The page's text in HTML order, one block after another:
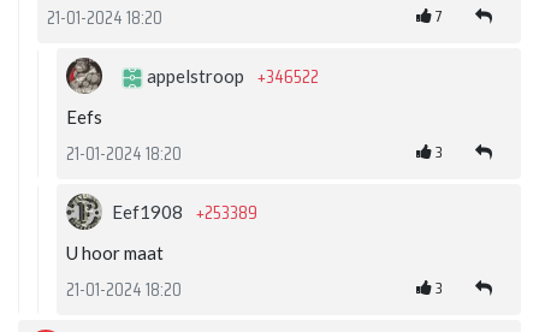
21-01-2024 18:20 7
appelstroop +346522
Eefs
21-01-2024 18:20 3
Eef1908 +253389
U hoor maat
21-01-2024 18:20 3